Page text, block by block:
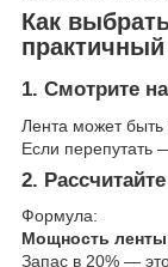
Как
1. Смотрите
Лента может
Если перепутать
2.
Формула:
Мощность ленты
Запас в 20% —